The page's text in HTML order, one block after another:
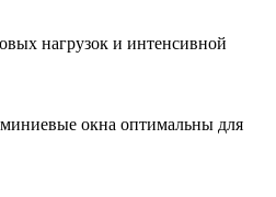
нагрузок и интенсивной
окна оптимальны для